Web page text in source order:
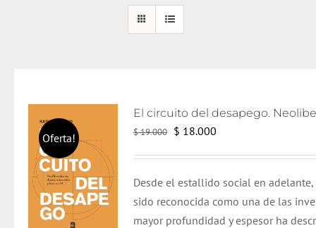
Oferta! $19.000
El
era:
$ 19.000.
$ 18.000El
es:
$ 18.000.
Desde el estallido social en adelante,
sido reconocida como una de las
mayor profundidad y espesor ha